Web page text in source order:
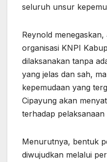
seluruh unsur
Reynold
organisasi KNPI
dilaksanakan tanpa
yang jelas dan sah,
kepemudaan yang
Cipayung akan
terhadap
Menurutnya, bentuk
diwujudkan melalui